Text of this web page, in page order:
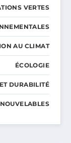
VERTES
AU CLIMAT
ÉCOLOGIE
DURABILITÉ